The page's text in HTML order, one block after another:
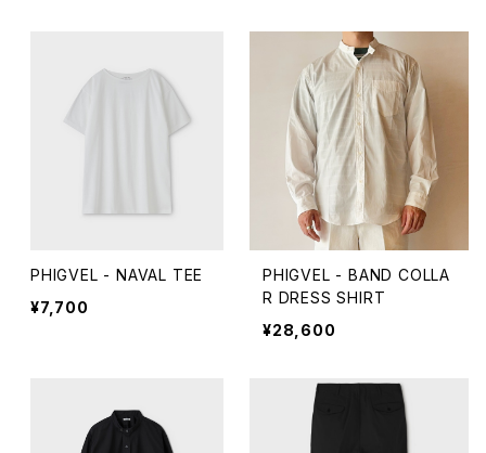
PHIGVEL - NAVAL TEE
¥7,700
PHIGVEL - BAND COLLA
R DRESS SHIRT
¥28,600